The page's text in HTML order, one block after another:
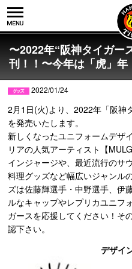
〜2022年“阪神タイガー
刊！！〜今年は「虎」年
2022/01/24
2月1日(火)より、2022年「阪神
を発売いたします。
新しくなったユニフォームデザ
リアの人気アーティスト【
インジャージや、最近流行のサ
料理グッズなど幅広いジャンル
ズは佐藤輝選手・中野選手、伊
ルなキャップやレプリカユニフ
ガースを応援してください！そ
認下さい。
デザイ